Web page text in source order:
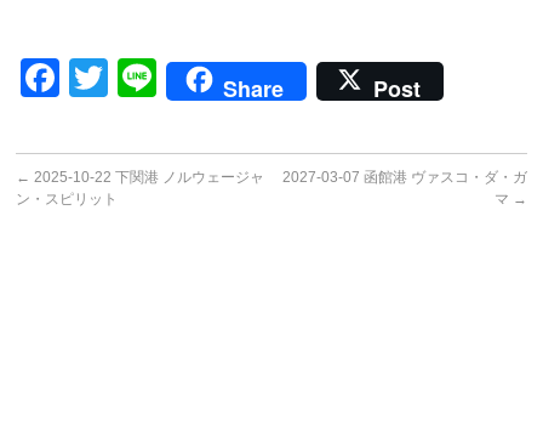
Facebook
Twitter
LineShare Post
← 2025-10-22 下関港 ノルウェージャ
ン・スピリット
2027-03-07 函館港 ヴァスコ・ダ・ガ
マ →